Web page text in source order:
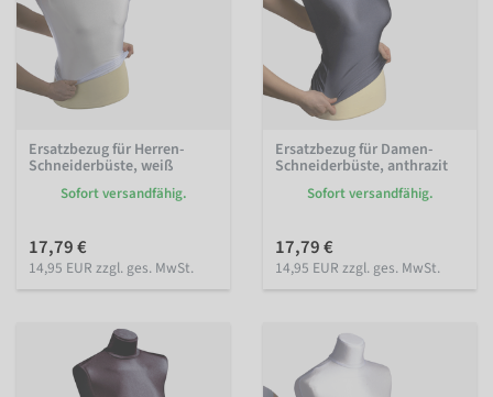
Ersatzbezug für Herren-
Schneiderbüste, weiß
Sofort versandfähig.
17,79 €
14,95 EUR zzgl. ges. MwSt.
Ersatzbezug für Damen-
Schneiderbüste, anthrazit
Sofort versandfähig.
17,79 €
14,95 EUR zzgl. ges. MwSt.